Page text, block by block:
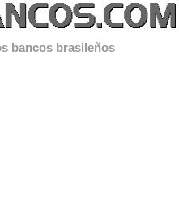
bancos brasileños